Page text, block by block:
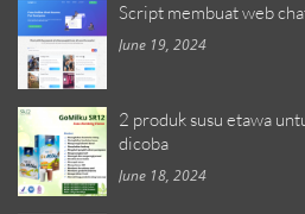
Script membuat web
June 19, 2024
2 produk susu etawa
dicoba
June 18, 2024